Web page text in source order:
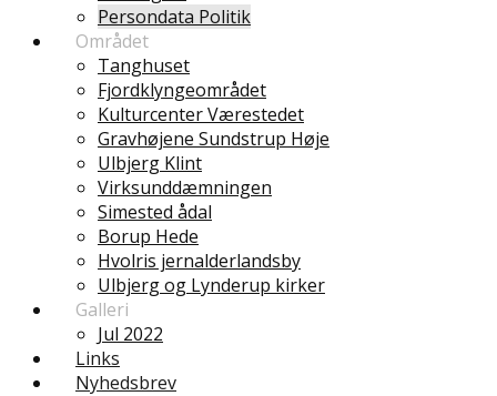
Persondata Politik
Området
Tanghuset
Fjordklyngeområdet
Kulturcenter Værestedet
Gravhøjene Sundstrup Høje
Ulbjerg Klint
Virksunddæmningen
Simested ådal
Borup Hede
Hvolris jernalderlandsby
Ulbjerg og Lynderup kirker
Galleri
Jul 2022
Links
Nyhedsbrev